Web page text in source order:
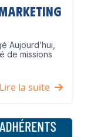
Aujourd’hui,
de missions
Lire la suite